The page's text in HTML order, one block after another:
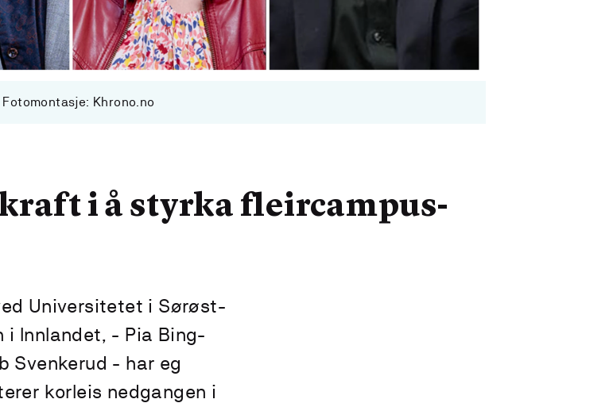
Fotomontasje: Khrono.no
i å styrka fleircampus­
Universitetet i Sørøst-
i Innlandet, - Pia Bing-
Svenkerud - har eg
korleis nedgangen i